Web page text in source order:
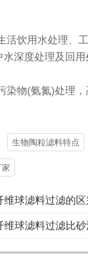
饮用水处理、工
深度处理及回用
物(氨氮)处理，
生物陶粒滤料特点
球滤料过滤的区
球滤料过滤比砂